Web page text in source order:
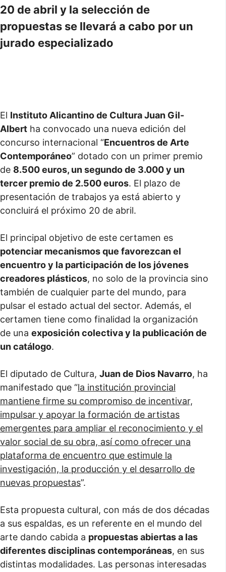
20 de abril y la selección de
propuestas se llevará a cabo por un
jurado especializado
El Instituto Alicantino de Cultura Juan Gil-
Albert ha convocado una nueva edición del
concurso internacional “Encuentros de Arte
Contemporáneo” dotado con un primer premio
de 8.500 euros, un segundo de 3.000 y un
tercer premio de 2.500 euros. El plazo de
presentación de trabajos ya está abierto y
concluirá el próximo 20 de abril.
El principal objetivo de este certamen es
potenciar mecanismos que favorezcan el
encuentro y la participación de los jóvenes
creadores plásticos, no solo de la provincia sino
también de cualquier parte del mundo, para
pulsar el estado actual del sector. Además, el
certamen tiene como finalidad la organización
de una exposición colectiva y la publicación de
un catálogo.
El diputado de Cultura, Juan de Dios Navarro, ha
manifestado que “la institución provincial
mantiene firme su compromiso de incentivar,
impulsar y apoyar la formación de artistas
emergentes para ampliar el reconocimiento y el
valor social de su obra, así como ofrecer una
plataforma de encuentro que estimule la
investigación, la producción y el desarrollo de
nuevas propuestas”.
Esta propuesta cultural, con más de dos décadas
a sus espaldas, es un referente en el mundo del
arte dando cabida a propuestas abiertas a las
diferentes disciplinas contemporáneas, en sus
distintas modalidades. Las personas interesadas